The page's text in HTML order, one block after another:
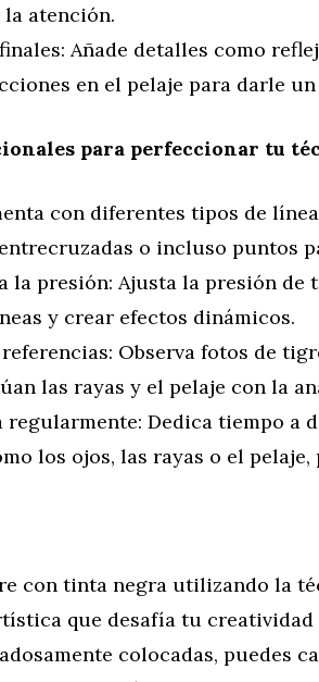
atención.
Añade detalles como
en el pelaje para darle
para perfeccionar tu
con diferentes tipos de
o incluso puntos
la presión: Ajusta la presión de
y crear efectos dinámicos.
Observa fotos de
las rayas y el pelaje con la
regularmente: Dedica tiempo a
los ojos, las rayas o el
con tinta negra utilizando la
que desafía tu creatividad
colocadas, puedes